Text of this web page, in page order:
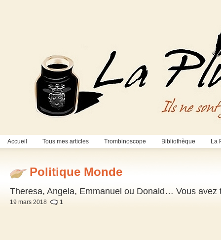
Accueil Tous mes articles Trombinoscope Bibliothèque La
Politique Monde
Theresa, Angela, Emmanuel ou Donald… Vous avez
19 mars 2018 1